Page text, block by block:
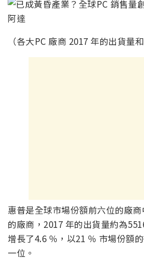
（各大PC 廠商 2017 年的出貨量
惠普是全球市場份額前六位的廠
的廠商，2017 年的出貨量約為
增長了4.6 ％，以21 ％ 市場份額
一位。